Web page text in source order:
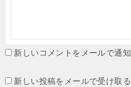
新しいコメントをメールで通知
新しい投稿をメールで受け取る